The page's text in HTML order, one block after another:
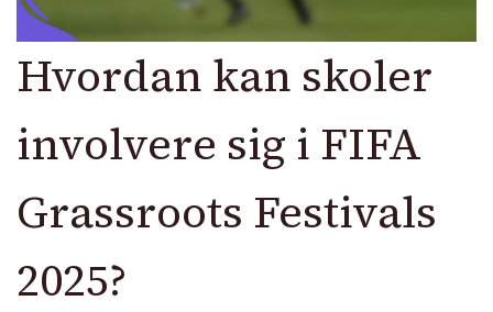
Hvordan kan skoler
involvere sig i FIFA
Grassroots Festivals
2025?